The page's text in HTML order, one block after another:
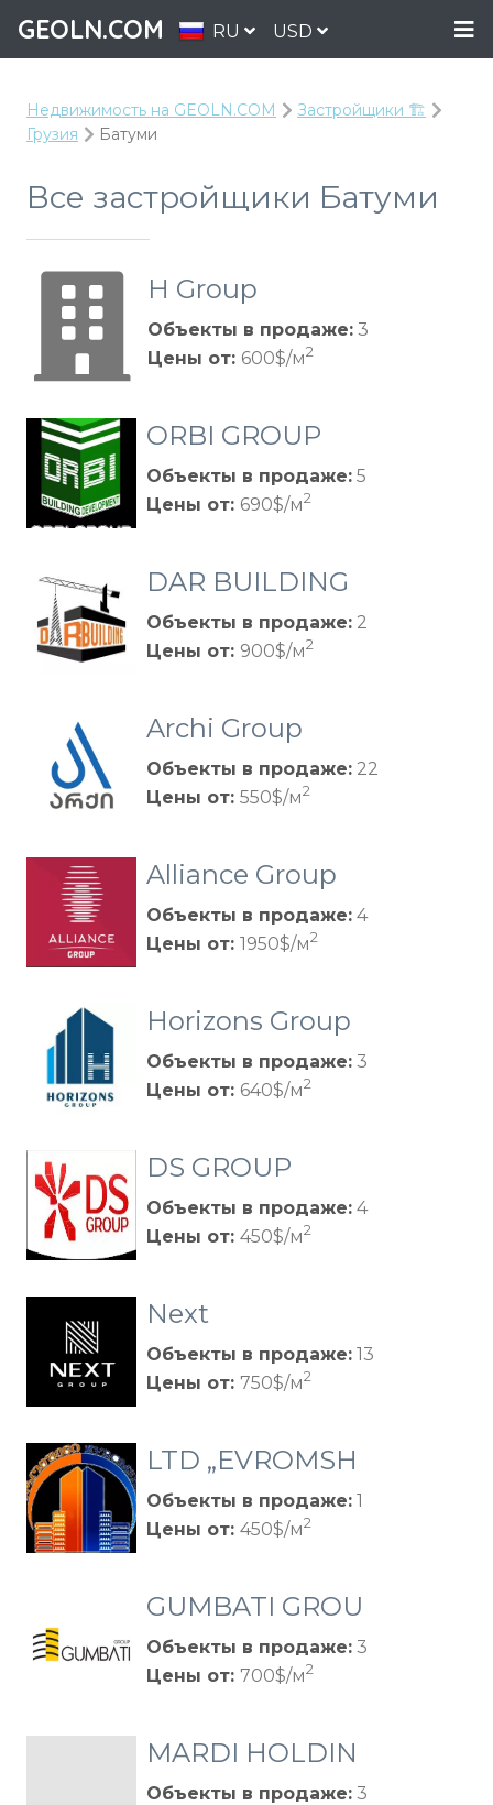
GEOLN.COM RU USD
Недвижимость на GEOLN.COM
Застройщики 🏗️
Грузия
Батуми
Все застройщики Батуми
H Group
Объекты в продаже: 3
Цены от: 600$/м2
ORBI GROUP
Объекты в продаже: 5
Цены от: 690$/м2
DAR BUILDING
Объекты в продаже: 2
Цены от: 900$/м2
Archi Group
Объекты в продаже: 22
Цены от: 550$/м2
Alliance Group
Объекты в продаже: 4
Цены от: 1950$/м2
Horizons Group
Объекты в продаже: 3
Цены от: 640$/м2
DS GROUP
Объекты в продаже: 4
Цены от: 450$/м2
Next
Объекты в продаже: 13
Цены от: 750$/м2
LTD „EVROMSH
ENI“
Объекты в продаже: 1
Цены от: 450$/м2
GUMBATI GROU
P
Объекты в продаже: 3
Цены от: 700$/м2
MARDI HOLDIN
G
Объекты в продаже: 3